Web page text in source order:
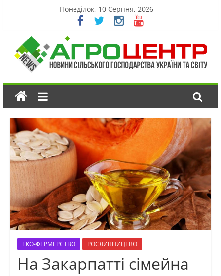
Понеділок, 10 Серпня, 2026
ЕКО-ФЕРМЕРСТВО РОСЛИННИЦТВО
На Закарпатті сімейна